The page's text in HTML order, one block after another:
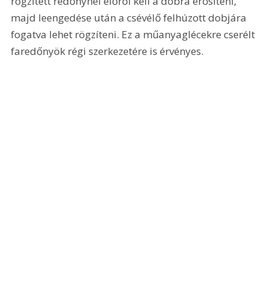
majd leengedése után a csévélő felhúzott dobjára
fogatva lehet rögzíteni. Ez a műanyaglécekre cserélt
faredőnyök régi szerkezetére is érvényes.